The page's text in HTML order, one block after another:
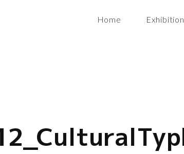
Home Exhibition